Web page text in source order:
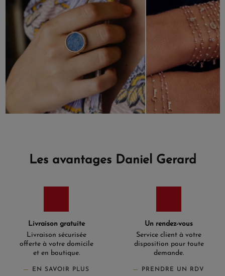
Les avantages Daniel Gerard
Livraison gratuite
Livraison sécurisée
offerte à votre domicile
et en boutique.
EN SAVOIR PLUS
Un rendez-vous
Service client à votre
disposition pour toute
demande.
PRENDRE UN RDV